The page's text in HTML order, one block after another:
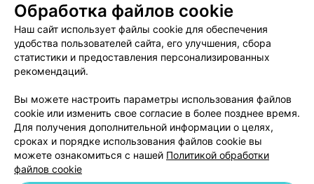
Пользовательское соглашение
Способы оплаты
Вакансии
Партнеры
Написать руководителю 103.by
Обработка персональных данных
Обработка файлов cookie
Наш сайт использует файлы cookie для обеспечения
удобства пользователей сайта, его улучшения, сбора
статистики и предоставления персонализированных
рекомендаций.
Вы можете настроить параметры использования файлов
cookie или изменить свое согласие в более позднее время.
Для получения дополнительной информации о целях,
сроках и порядке использования файлов cookie вы
можете ознакомиться с нашей Политикой обработки
файлов cookie